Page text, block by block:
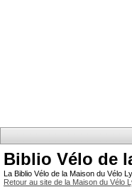
Biblio Vélo de
La Biblio Vélo de la Maison du Vélo
Retour au site de la Maison du Vélo